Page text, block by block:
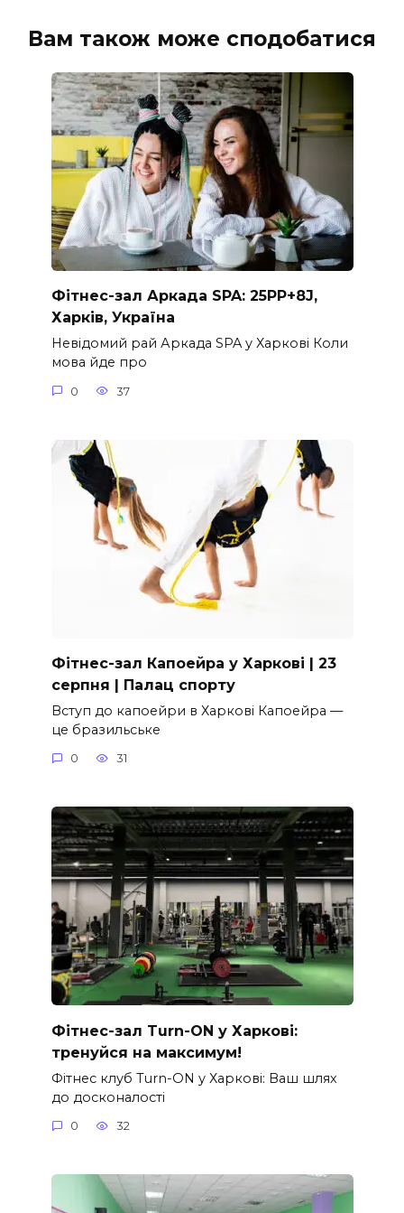
Вам також може сподобатися
Фітнес-зал Аркада SPA: 25PP+8J,
Харків, Україна
Невідомий рай Аркада SPA у Харкові Коли
мова йде про
0 37
Фітнес-зал Капоейра у Харкові | 23
серпня | Палац спорту
Вступ до капоейри в Харкові Капоейра —
це бразильське
0 31
Фітнес-зал Turn-ON у Харкові:
тренуйся на максимум!
Фітнес клуб Turn-ON у Харкові: Ваш шлях
до досконалості
0 32